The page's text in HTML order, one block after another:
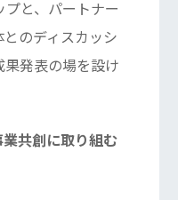
と、パートナー
のディスカッシ
果発表の場を設け
共創に取り組む